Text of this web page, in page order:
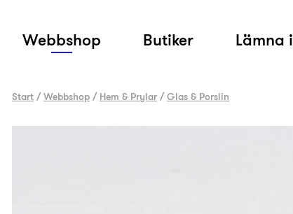
Webbshop Butiker Lämna
Start /Webbshop / Hem & Prylar /Glas & Porslin